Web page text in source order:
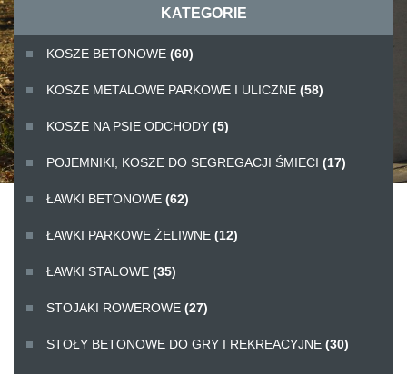
KATEGORIE
KOSZE BETONOWE (60)
KOSZE METALOWE PARKOWE I ULICZNE (58)
KOSZE NA PSIE ODCHODY (5)
POJEMNIKI, KOSZE DO SEGREGACJI ŚMIECI (17)
ŁAWKI BETONOWE (62)
ŁAWKI PARKOWE ŻELIWNE (12)
ŁAWKI STALOWE (35)
STOJAKI ROWEROWE (27)
STOŁY BETONOWE DO GRY I REKREACYJNE (30)